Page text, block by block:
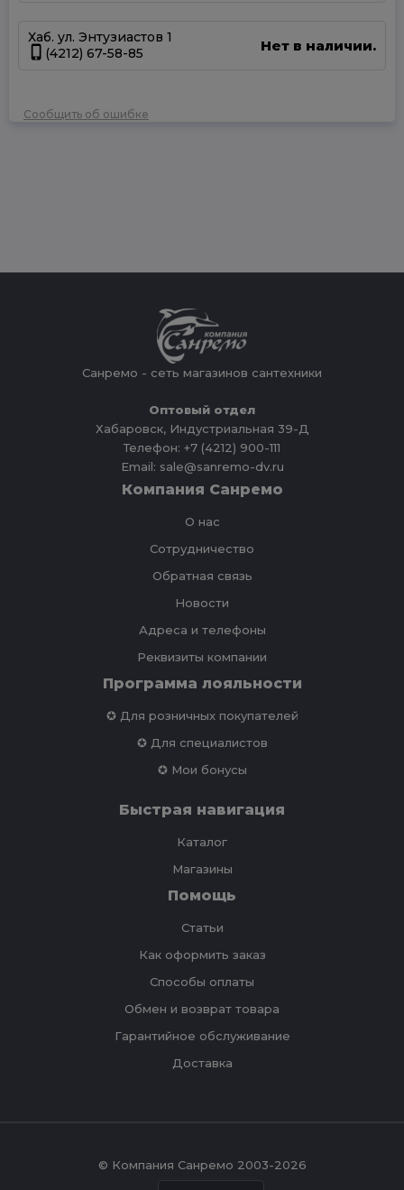
Хаб. ул. Энтузиастов 1
(4212) 67-58-85
Нет в наличии.
Сообщить об ошибке
Санремо - сеть магазинов сантехники
Оптовый отдел
Хабаровск, Индустриальная 39-Д
Телефон: +7 (4212) 900-111
Email: sale@sanremo-dv.ru
Компания Санремо
О нас
Сотрудничество
Обратная связь
Новости
Адреса и телефоны
Реквизиты компании
Программа лояльности
✪ Для розничных покупателей
✪ Для специалистов
✪ Мои бонусы
Быстрая навигация
Каталог
Магазины
Помощь
Статьи
Как оформить заказ
Способы оплаты
Обмен и возврат товара
Гарантийное обслуживание
Доставка
© Компания Санремо 2003-2026